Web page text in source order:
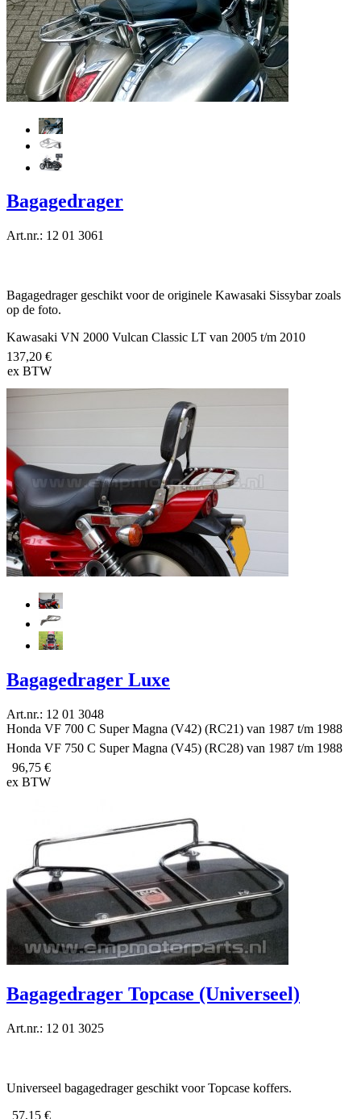
Bagagedrager
Art.nr.: 12 01 3061
Bagagedrager geschikt voor de originele Kawasaki Sissybar zoals
op de foto.
Kawasaki VN 2000 Vulcan Classic LT van 2005 t/m 2010
137,20 €
ex BTW
Bagagedrager Luxe
Art.nr.: 12 01 3048
Honda VF 700 C Super Magna (V42) (RC21) van 1987 t/m 1988
Honda VF 750 C Super Magna (V45) (RC28) van 1987 t/m 1988
96,75 €
ex BTW
Bagagedrager Topcase (Universeel)
Art.nr.: 12 01 3025
Universeel bagagedrager geschikt voor Topcase koffers.
57,15 €